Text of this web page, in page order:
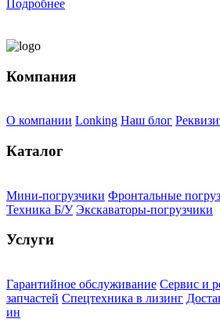
Подробнее
Компания
О компании Lonking Наш блог
Каталог
Мини-погрузчики Фронтальные
Техника Б/У Экскаваторы-погрузчики
Услуги
Гарантийное обслуживание Сервис и
запчастей Спецтехника в лизинг
ин